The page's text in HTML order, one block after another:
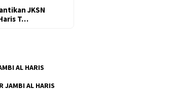
JKSN
T…
AL HARIS
JAMBI AL HARIS